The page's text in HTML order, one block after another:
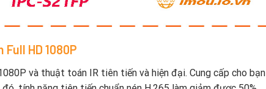
HD 1080P
và thuật toán IR tiên tiến và hiện đại. Cung cấp cho bạn